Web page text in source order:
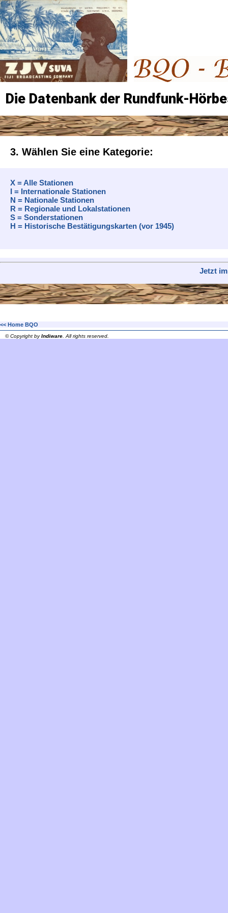
Die Datenbank der Rundfunk-
3. Wählen Sie eine Kategorie:
X = Alle Stationen
I = Internationale Stationen
N = Nationale Stationen
R = Regionale und Lokalstationen
S = Sonderstationen
H = Historische Bestätigungskarten (vor 1945)
Jetzt
<< Home BQO
© Copyright byIndiware . All rights reserved.